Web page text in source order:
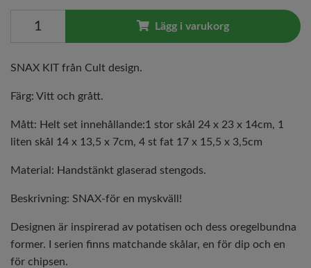
Lägg i varukorg
SNAX KIT från Cult design.
Färg: Vitt och grått.
Mått: Helt set innehållande:1 stor skål 24 x 23 x 14cm, 1
liten skål 14 x 13,5 x 7cm, 4 st fat 17 x 15,5 x 3,5cm
Material: Handstänkt glaserad stengods.
Beskrivning: SNAX-för en myskväll!
Designen är inspirerad av potatisen och dess oregelbundna
former. I serien finns matchande skålar, en för dip och en
för chipsen.